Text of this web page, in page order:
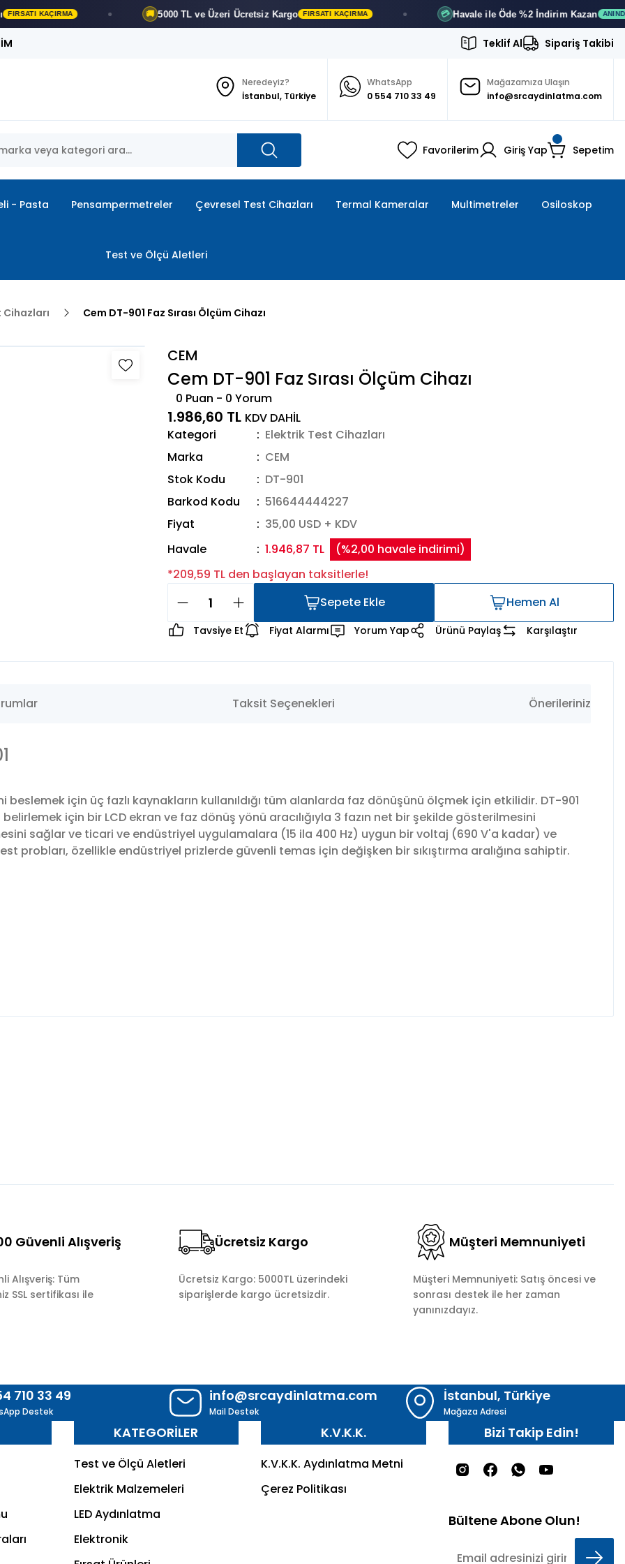
KAÇIRMA 🚚 5000 TL ve ÜzeriÜcretsiz Kargo FIRSATI KAÇIRMA 💳 Havale ile Öde %2 İndirimKazan ANINDA
Teklif Al Sipariş Takibi
Neredeyiz?
İstanbul, Türkiye
WhatsApp
0 554 710 33 49
Mağazamıza Ulaşın
info@srcaydinlatma.com
Favorilerim Giriş Yap Sepetim
- Pasta Pensampermetreler Çevresel Test Cihazları Termal Kameralar Multimetreler Osiloskop
Test ve Ölçü Aletleri
Cem DT-901 Faz Sırası Ölçüm Cihazı
CEM
Cem DT-901 Faz Sırası Ölçüm Cihazı
0 Puan - 0 Yorum
1.986,60 TL KDV DAHİL
Kategori
Elektrik Test Cihazları
Marka
CEM
Stok Kodu
DT-901
Barkod Kodu
516644444227
Fiyat
35,00 USD + KDV
Havale
1.946,87 TL
(%2,00 havale indirimi)
*209,59 TL den başlayan taksitlerle!
Sepete Ekle
Sepete Ekle
Hemen Al
Hemen Al
Tavsiye Et Fiyat Alarmı Yorum Yap Ürünü Paylaş Karşılaştır
Taksit Seçenekleri Önerileriniz
için üç fazlı kaynakların kullanıldığı tüm alanlarda faz dönüşünü ölçmek için etkilidir. DT-901
için bir LCD ekran ve faz dönüş yönü aracılığıyla 3 fazın net bir şekilde gösterilmesini
sağlar ve ticari ve endüstriyel uygulamalara (15 ila 400 Hz) uygun bir voltaj (690 V'a kadar) ve
probları, özellikle endüstriyel prizlerde güvenli temas için değişken bir sıkıştırma aralığına sahiptir.
Güvenli Alışveriş
Alışveriş: Tüm
SSL sertifikası ile
Ücretsiz Kargo
Ücretsiz Kargo: 5000TL üzerindeki
siparişlerde kargo ücretsizdir.
Müşteri Memnuniyeti
Müşteri Memnuniyeti: Satış öncesi ve
sonrası destek ile her zaman
yanınızdayız.
710 33 49
Destek
info@srcaydinlatma.com
Mail Destek
İstanbul, Türkiye
Mağaza Adresi
KATEGORİLER
Test ve Ölçü Aletleri
Elektrik Malzemeleri
LED Aydınlatma
Elektronik
K.V.K.K.
K.V.K.K. Aydınlatma Metni
Çerez Politikası
Bizi Takip Edin!
Bültene Abone Olun!